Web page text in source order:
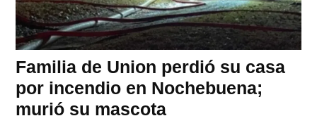
Familia de Union perdió su casa
por incendio en Nochebuena;
murió su mascota